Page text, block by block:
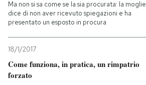
Ma non si sa come se la sia procurata: la moglie
dice di non aver ricevuto spiegazioni e ha
presentato un esposto in procura
18/1/2017
Come funziona, in pratica, un rimpatrio
forzato